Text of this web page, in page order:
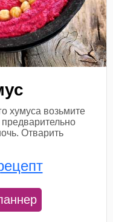
хумуса возьмите
Отварить